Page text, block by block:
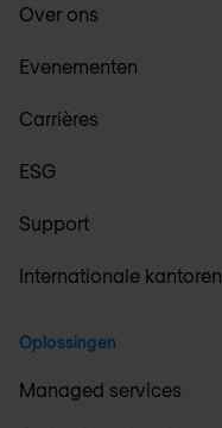
Over ons
Evenementen
Carrières
ESG
Support
Internationale kantoren
Oplossingen
Managed services